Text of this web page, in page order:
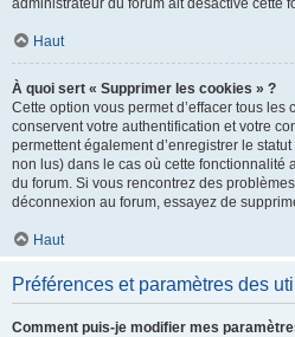
administrateur du forum ait désactivé cette
Haut
À quoi sert « Supprimer les cookies » ?
Cette option vous permet d’effacer tous
conservent votre authentification et votre
permettent également d’enregistrer le
non lus) dans le cas où cette fonctionnalité
du forum. Si vous rencontrez des
déconnexion au forum, essayez de
Haut
Préférences et paramètres des
Comment puis-je modifier mes